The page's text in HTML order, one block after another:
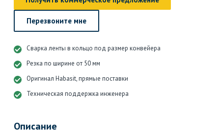
Перезвоните мне
Сварка ленты в кольцо под размер конвейера
Резка по ширине от 50 мм
Оригинал Habasit, прямые поставки
Техническая поддержка инженера
Описание